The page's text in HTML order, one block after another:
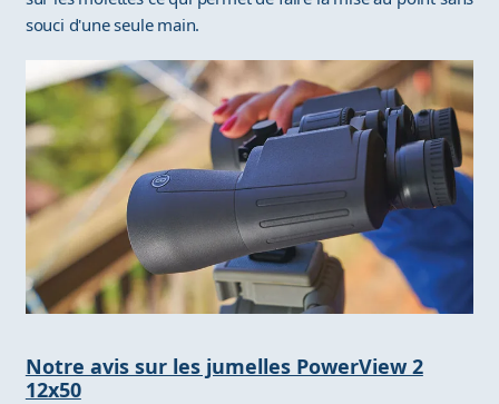
souci d'une seule main.
Notre avis sur les jumelles PowerView 2
12x50